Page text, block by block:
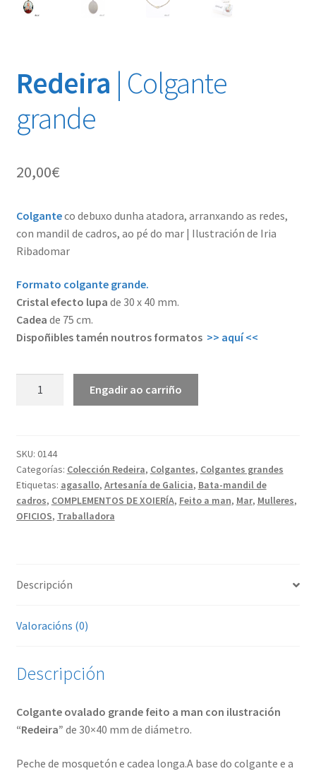
Redeira | Colgante
grande
20,00€
Colganteco debuxo dunha atadora, arranxando as redes,
con mandil de cadros, ao pé do mar | Ilustración de Iria
Ribadomar
Formato colgante grande.
Cristal efecto lupa de 30 x 40 mm.
Cadea de 75 cm.
Dispoñibles tamén noutros formatos >> aquí <<
cantidade
Engadir ao carriño
SKU: 0144
Categorías: Colección Redeira, Colgantes, Colgantes grandes
Etiquetas: agasallo, Artesanía de Galicia, Bata-mandil de
cadros, COMPLEMENTOS DE XOIERÍA, Feito a man, Mar, Mulleres,
OFICIOS, Traballadora
Descripción
Valoracións (0)
Descripción
Colgante ovalado grande feito a man con ilustración
“Redeira” de 30×40 mm de diámetro.
Peche de mosquetón e cadea longa.A base do colgante e a